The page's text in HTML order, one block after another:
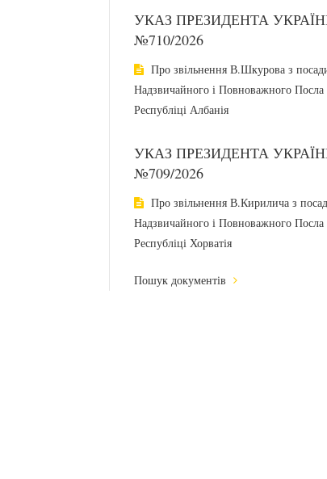
УКАЗ ПРЕЗИДЕНТА
№710/2026
Про звільнення В.Шкурова з
Надзвичайного і Повноважного Посла
Республіці Албанія
УКАЗ ПРЕЗИДЕНТА
№709/2026
Про звільнення В.Кирилича з
Надзвичайного і Повноважного Посла
Республіці Хорватія
Пошук документів